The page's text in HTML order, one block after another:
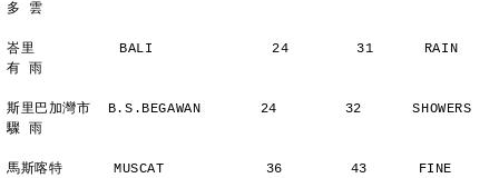
多 雲
峇里          BALI              24        31      RAIN
有 雨
斯里巴加灣市  B.S.BEGAWAN       24        32      SHOWERS
驟 雨
馬斯喀特      MUSCAT            36        43      FINE